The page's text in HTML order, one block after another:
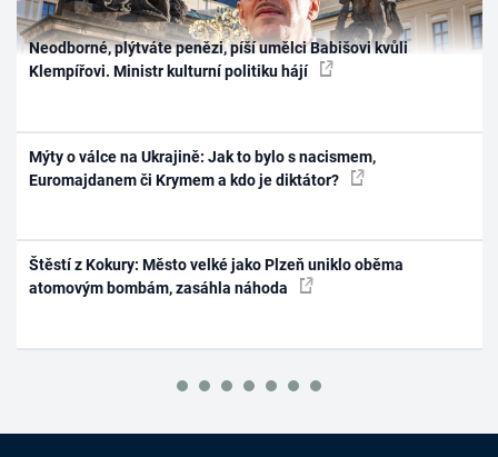
Neodborné, plýtváte penězi, píší umělci Babišovi kvůli
Klempířovi. Ministr kulturní politiku hájí
Mýty o válce na Ukrajině: Jak to bylo s nacismem,
Euromajdanem či Krymem a kdo je diktátor?
Štěstí z Kokury: Město velké jako Plzeň uniklo oběma
atomovým bombám, zasáhla náhoda